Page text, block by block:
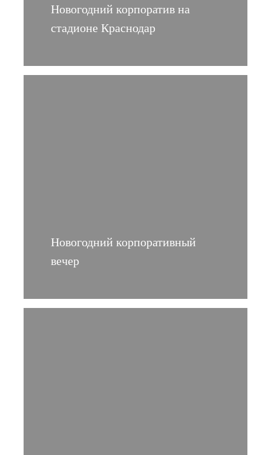
Новогодний корпоратив на
стадионе Краснодар
Новогодний корпоративный
вечер